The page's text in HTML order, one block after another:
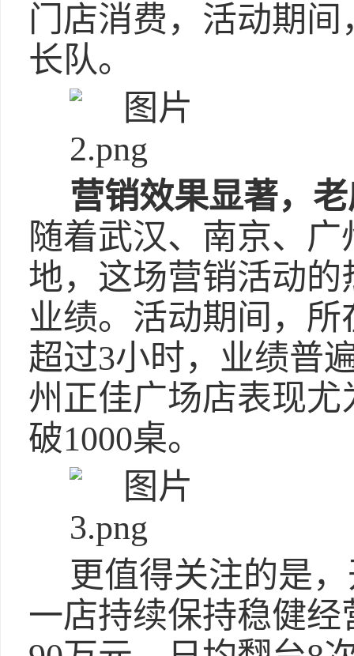
门店消费，活动期
长队。
营销效果显著，
随着武汉、南京、
地，这场营销活动
业绩。活动期间，
超过3小时，业绩普
州正佳广场店表现
破1000桌。
更值得关注的是
一店持续保持稳健